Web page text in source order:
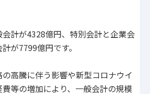
計が4328億円、特別会計と企業会
が7799億円です。
高騰に伴う影響や新型コロナウイ
等の増加により、一般会計の規模